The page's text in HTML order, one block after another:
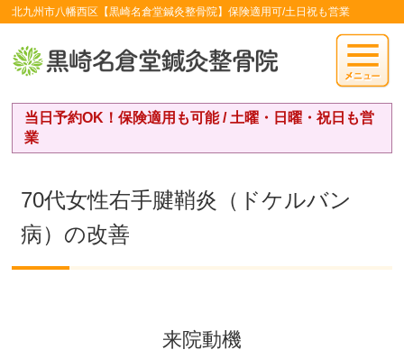
北九州市八幡西区【黒崎名倉堂鍼灸整骨院】保険適用可/土日祝も営業
当日予約OK！保険適用も可能 / 土曜・日曜・祝日も営
業
70代女性右手腱鞘炎（ドケルバン
病）の改善
来院動機